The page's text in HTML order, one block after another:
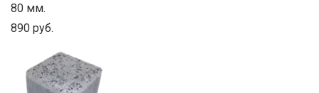
80 мм.
890 руб.